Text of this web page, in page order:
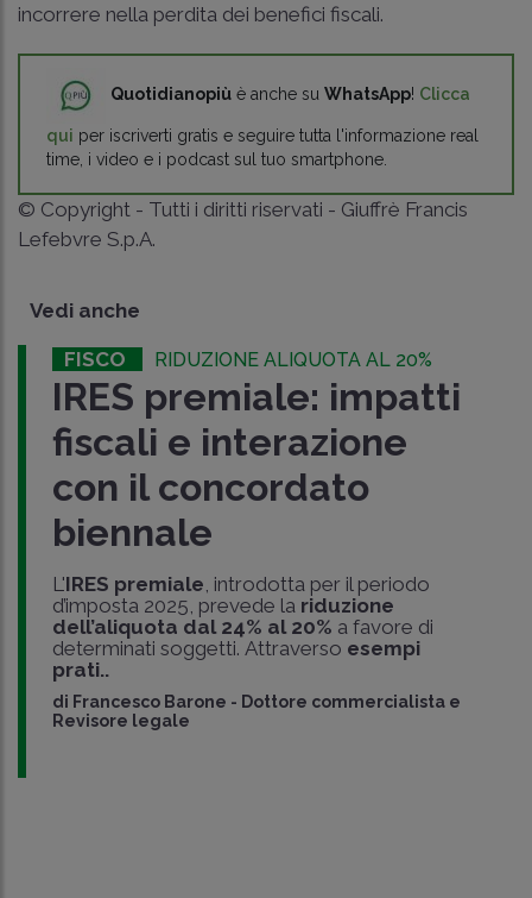
incorrere nella perdita dei benefici fiscali.
Quotidianopiù è anche su WhatsApp! Clicca
qui per iscriverti gratis e seguire tutta l'informazione real
time, i video e i podcast sul tuo smartphone.
© Copyright - Tutti i diritti riservati - Giuffrè Francis
Lefebvre S.p.A.
Vedi anche
FISCO RIDUZIONE ALIQUOTA AL 20%
IRES premiale: impatti
fiscali e interazione
con il concordato
biennale
L'IRES premiale , introdotta per il periodo
d’imposta 2025, prevede la riduzione
dell’aliquota dal 24% al 20% a favore di
determinati soggetti. Attraverso esempi
prati..
di Francesco Barone - Dottore commercialista e
Revisore legale